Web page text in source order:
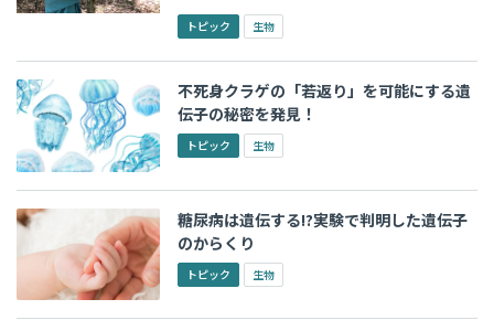
トピック 生物
不死身クラゲの「若返り」を可能にする遺
伝子の秘密を発見！
トピック 生物
糖尿病は遺伝する!?実験で判明した遺伝子
のからくり
トピック 生物